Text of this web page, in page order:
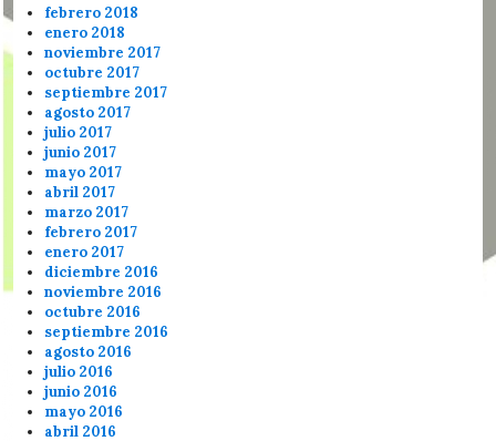
febrero 2018
enero 2018
noviembre 2017
octubre 2017
septiembre 2017
agosto 2017
julio 2017
junio 2017
mayo 2017
abril 2017
marzo 2017
febrero 2017
enero 2017
diciembre 2016
noviembre 2016
octubre 2016
septiembre 2016
agosto 2016
julio 2016
junio 2016
mayo 2016
abril 2016